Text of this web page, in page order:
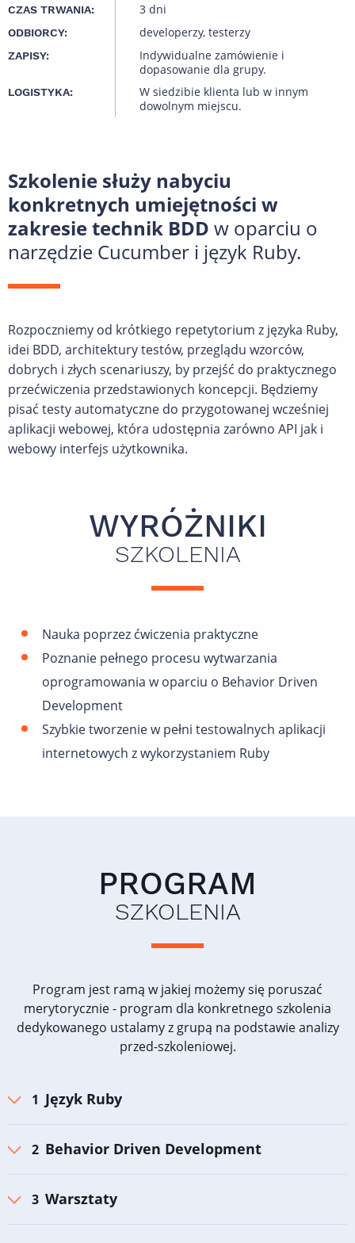
CZAS TRWANIA: 3 dni
ODBIORCY: developerzy, testerzy
ZAPISY:
Indywidualne zamówienie i
dopasowanie dla grupy.
LOGISTYKA:
W siedzibie klienta lub w innym
dowolnym miejscu.
Szkolenie służy nabyciu
konkretnych umiejętności w
zakresie technik BDD w oparciu o
narzędzie Cucumber i język Ruby.
Rozpoczniemy od krótkiego repetytorium z języka Ruby,
idei BDD, architektury testów, przeglądu wzorców,
dobrych i złych scenariuszy, by przejść do praktycznego
przećwiczenia przedstawionych koncepcji. Będziemy
pisać testy automatyczne do przygotowanej wcześniej
aplikacji webowej, która udostępnia zarówno API jak i
webowy interfejs użytkownika.
WYRÓŻNIKI
SZKOLENIA
Nauka poprzez ćwiczenia praktyczne
Poznanie pełnego procesu wytwarzania
oprogramowania w oparciu o Behavior Driven
Development
Szybkie tworzenie w pełni testowalnych aplikacji
internetowych z wykorzystaniem Ruby
PROGRAM
SZKOLENIA
Program jest ramą w jakiej możemy się poruszać
merytorycznie - program dla konkretnego szkolenia
dedykowanego ustalamy z grupą na podstawie analizy
przed-szkoleniowej.
Język Ruby
Behavior Driven Development
Warsztaty